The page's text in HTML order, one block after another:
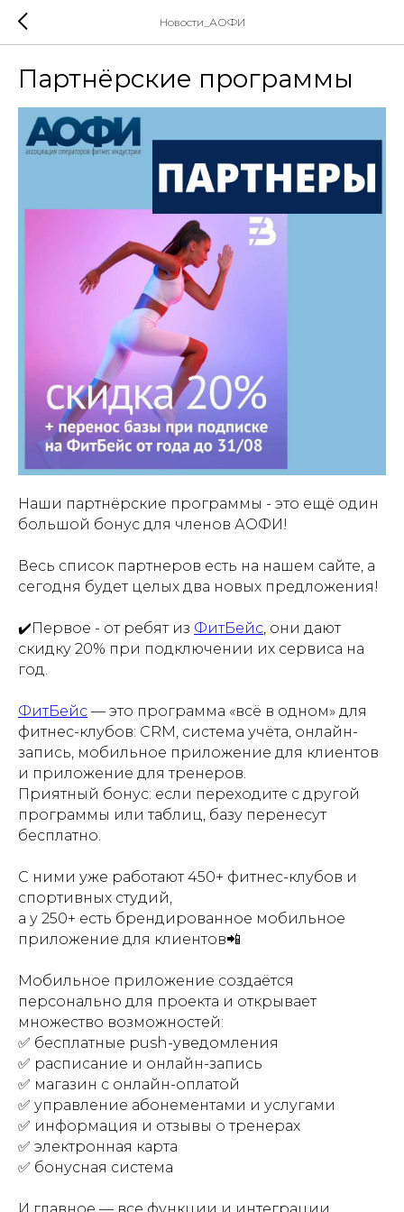
Новости_АОФИ
Партнёрские программы
Наши партнёрские программы - это ещё один
большой бонус для членов АОФИ!
Весь список партнеров есть на нашем сайте, а
сегодня будет целых два новых предложения!
✔️Первое - от ребят из ФитБейс, они дают
скидку 20% при подключении их сервиса на
год.
ФитБейс — это программа «всё в одном» для
фитнес-клубов: CRM, система учёта, онлайн-
запись, мобильное приложение для клиентов
и приложение для тренеров.
Приятный бонус: если переходите с другой
программы или таблиц, базу перенесут
бесплатно.
С ними уже работают 450+ фитнес-клубов и
спортивных студий,
а у 250+ есть брендированное мобильное
приложение для клиентов📲
Мобильное приложение создаётся
персонально для проекта и открывает
множество возможностей:
✅ бесплатные push-уведомления
✅ расписание и онлайн-запись
✅ магазин с онлайн-оплатой
✅ управление абонементами и услугами
✅ информация и отзывы о тренерах
✅ электронная карта
✅ бонусная система